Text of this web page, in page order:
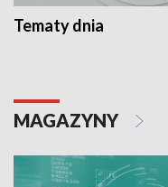
Tematy dnia
MAGAZYNY